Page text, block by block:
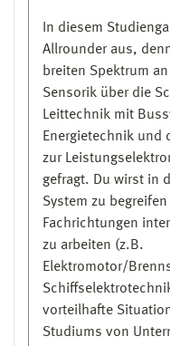
Fassung
sowie
für die
Schiffsbetrieb
- Erfüllung der
- Vorpraktikum
"Richtlinien für
Seefahrtzeit als
-> Dauer: 6
eines
Studiums), 7
In diesem
Allrounder aus,
breiten Spektrum
Sensorik über die
Leittechnik mit
Energietechnik und
zur
gefragt. Du wirst in
System zu
Fachrichtungen
zu arbeiten (z.B.
Elektromotor/
vorteilhafte
Studiums von